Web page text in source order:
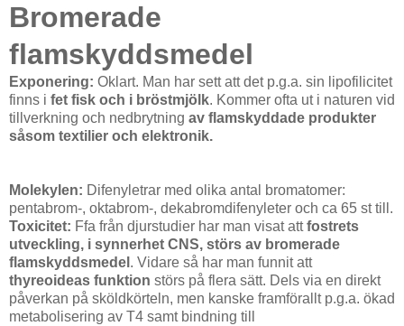
Bromerade
flamskyddsmedel
Exponering: Oklart. Man har sett att det p.g.a. sin lipofilicitet
finns i fet fisk och i bröstmjölk. Kommer ofta ut i naturen vid
tillverkning och nedbrytning av flamskyddade produkter
såsom textilier och elektronik.
Molekylen: Difenyletrar med olika antal bromatomer:
pentabrom-, oktabrom-, dekabromdifenyleter och ca 65 st till.
Toxicitet: Ffa från djurstudier har man visat attfostrets
utveckling, i synnerhet CNS, störs av bromerade
flamskyddsmedel . Vidare så har man funnit att
thyreoideas funktion störs på flera sätt. Dels via en direkt
påverkan på sköldkörteln, men kanske framförallt p.g.a. ökad
metabolisering av T4 samt bindning till